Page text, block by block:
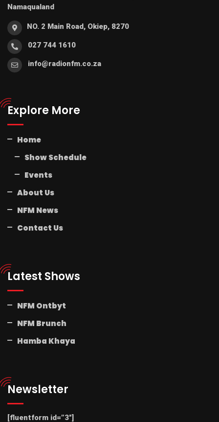
Namaqualand
NO. 2 Main Road, Okiep, 8270
027 744 1610
info@radionfm.co.za
Explore More
Home
Show Schedule
Events
About Us
NFM News
Contact Us
Latest Shows
NFM Ontbyt
NFM Brunch
Hamba Khaya
Newsletter
[fluentform id=”3″]